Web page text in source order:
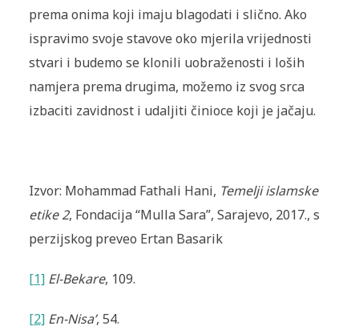
prema onima koji imaju blagodati i slično. Ako
ispravimo svoje stavove oko mjerila vrijednosti
stvari i budemo se klonili uobraženosti i loših
namjera prema drugima, možemo iz svog srca
izbaciti zavidnost i udaljiti činioce koji je jačaju.
Izvor: Mohammad Fathali Hani, Temelji islamske
etike 2, Fondacija “Mulla Sara”, Sarajevo, 2017., s
perzijskog preveo Ertan Basarik
[1] El-Bekare, 109.
[2] En-Nisa’, 54.